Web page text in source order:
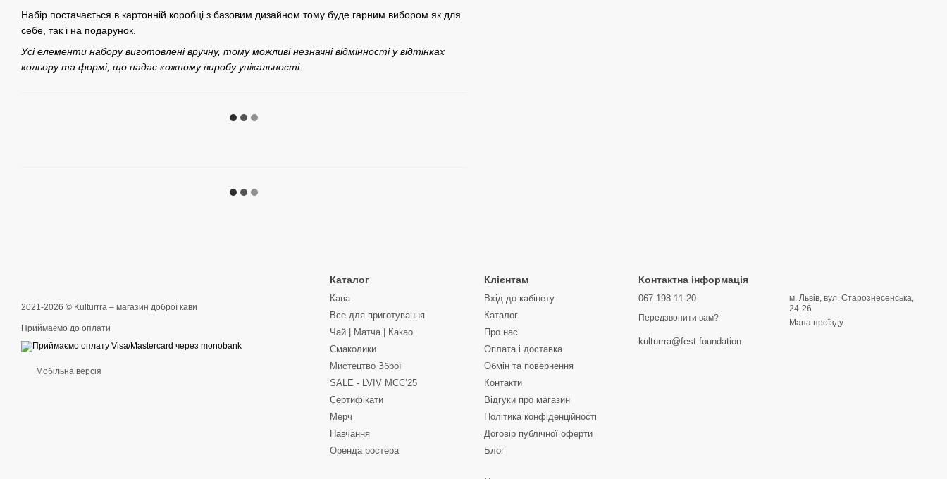
Набір постачається в картонній коробці з базовим дизайном тому буде гарним вибором як для
себе, так і на подарунок.
Усі елементи набору виготовлені вручну, тому можливі незначні відмінності у відтінках
кольору та формі, що надає кожному виробу унікальності.
2021-2026 © Kulturrra – магазин доброї кави
Приймаємо до оплати
Мобільна версія
Каталог
Кава
Все для приготування
Чай | Матча | Какао
Смаколики
Мистецтво Зброї
SALE - LVIV MCЄʼ25
Сертифікати
Мерч
Навчання
Оренда ростера
Клієнтам
Вхід до кабінету
Каталог
Про нас
Оплата і доставка
Обмін та повернення
Контакти
Відгуки про магазин
Політика конфіденційності
Договір публічної оферти
Блог
Контактна інформація
067 198 11 20
Передзвонити вам?
kulturrra@fest.foundation
м. Львів, вул. Старознесенська,
24-26
Мапа проїзду